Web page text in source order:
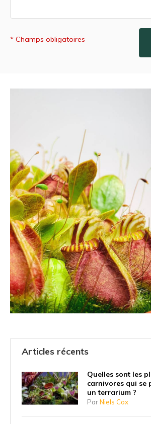
* Champs obligatoires
Articles récents
Quelles sont les
carnivores qui se
un terrarium ?
ParNiels Cox